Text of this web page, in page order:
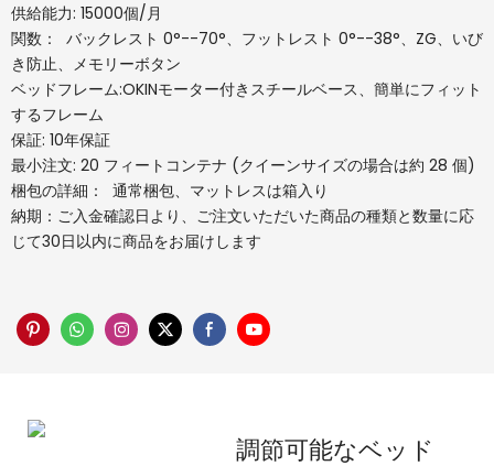
供給能力: 15000個/月
関数： バックレスト 0°--70°、フットレスト 0°--38°、ZG、いび
き防止、メモリーボタン
ベッドフレーム:OKINモーター付きスチールベース、簡単にフィット
するフレーム
保証: 10年保証
最小注文: 20 フィートコンテナ (クイーンサイズの場合は約 28 個)
梱包の詳細： 通常梱包、マットレスは箱入り
納期：ご入金確認日より、ご注文いただいた商品の種類と数量に応
じて30日以内に商品をお届けします
調節可能なベッド